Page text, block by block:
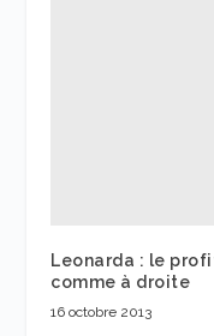
Leonarda : le
comme à droite
16 octobre 2013